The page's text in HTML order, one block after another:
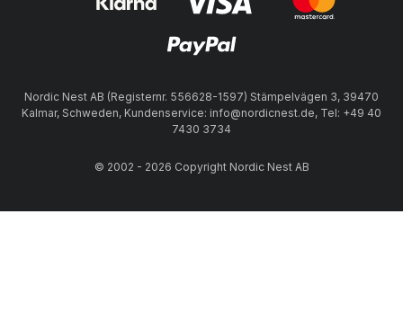
Nordic Nest AB (Registernr. 556628-1597) Stämpelvägen 3, 39470
Kalmar, Schweden, Kundenservice: info@nordicnest.de, Tel: +49 40
7430 3734
© 2002 - 2026 Copyright Nordic Nest AB